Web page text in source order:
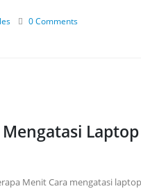
0 Comments
Mengatasi Laptop
Menit Cara mengatasi